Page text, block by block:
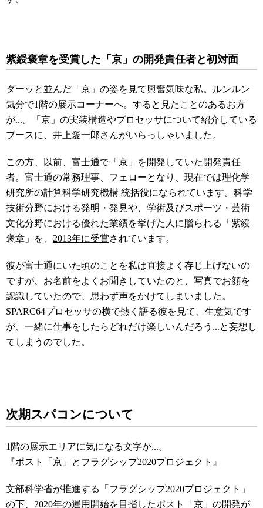
紫綬褒章を受賞した「京」の開発責任者と初対面
ダーッと並んだ「京」の姿を見て興奮気味な私。ルンルン
気分で1階の展示コーナーへ。する と見た ことのあるお方
が...。
「京」の実装構造やプロセッサについて紹介している
ブースに、井上愛一郎さんがいらっしゃいました。
この方、以前、富士通で「京」を開発していた開発責任
者。富士通の常務理事、フェローとなり、現在では理化学
研究所の計算科学研究機構 統括役になられています。 科学
技術分野における発明・発見や、学術及びスポーツ・芸術
文化分野における優れた業績を挙げた人に贈られる「紫綬
褒章」を、 2013年に受賞されています。
彼が富士通にいた頃のことを私は直接よく存じ上げないの
ですが 、お名前をよくお聞きしていたのと、写真でお顔を
認識していたので、思わず声をかけてしまいました 。
SPARC64プロセッサの横で熱く語る彼を見て、生意気です
が、一緒に仕事をしたらどれだけ楽しいんだろう...と妄想し
てしまうのでした。
次期スパコンについて
1階の展示エリアに気になる文字が...。
『ポスト「京」とフラグシップ2020プロジェクト』
文部科学省が推進する「フラグシップ2020プロジェクト」
の下、2020年の運用開始を目指したポスト「京」の開発が